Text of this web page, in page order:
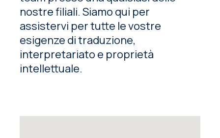
nostre filiali. Siamo qui per
assistervi per tutte le vostre
esigenze di traduzione,
interpretariato e proprietà
intellettuale.